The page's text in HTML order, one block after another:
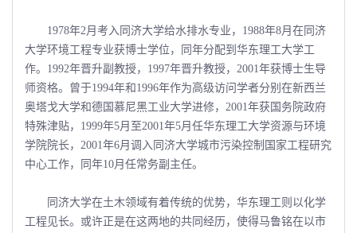
1978年2月考入同济大学给水排水专业，1988年8月在同济
大学环境工程专业获博士学位，同年分配到华东理工大学工
作。1992年晋升副教授，1997年晋升教授，2001年获博士生导
师资格。曾于1994年和1996年作为高级访问学者分别在新西兰
奥塔戈大学和德国慕尼黑工业大学进修，2001年获国务院政府
特殊津贴，1999年5月至2001年5月任华东理工大学资源与环境
学院院长，2001年6月调入同济大学城市污染控制国家工程研究
中心工作，同年10月任常务副主任。
同济大学在土木领域有着传统的优势，华东理工则以化学
工程见长。或许正是在这两地的共同经历，使得马鲁铭在以市